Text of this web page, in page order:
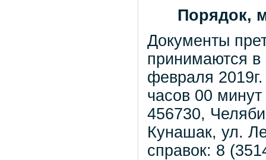
Порядок,
Документы
принимаются в
февраля
часов 00
456730,
Кунашак, ул.
справок: 8